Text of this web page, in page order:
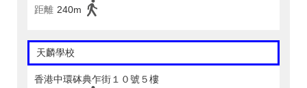
距離 240m
天麟學校
香港中環砵典乍街１０號５樓